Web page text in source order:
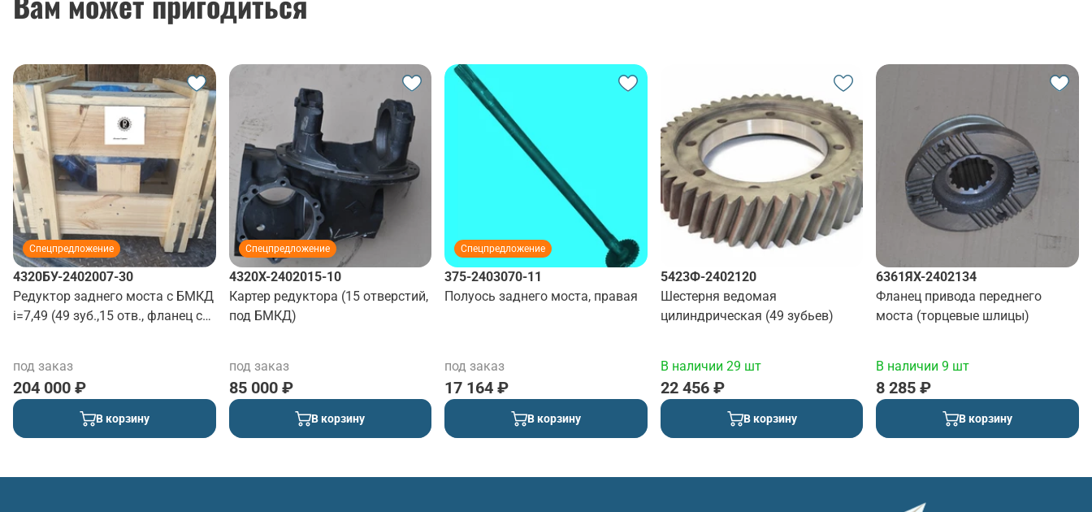
Спецпредложение
4320БУ-2402007-30
Редуктор заднего моста с БМКД
i=7,49 (49 зуб.,15 отв., фланец с
под заказ
204 000 ₽
В корзину
Спецпредложение
4320Х-2402015-10
Картер редуктора (15 отверстий,
под БМКД)
под заказ
85 000 ₽
В корзину
Спецпредложение
375-2403070-11
Полуось заднего моста, правая
под заказ
17 164 ₽
В корзину
5423Ф-2402120
Шестерня ведомая
цилиндрическая (49 зубьев)
В наличии 29 шт
22 456 ₽
В корзину
6361ЯХ-2402134
Фланец привода переднего
моста (торцевые шлицы)
В наличии 9 шт
8 285 ₽
В корзину